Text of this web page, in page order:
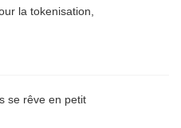
la tokenisation,
se rêve en petit